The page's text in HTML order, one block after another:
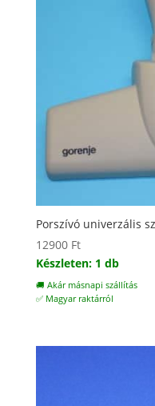
Porszívó univerzális
12900 Ft
Készleten: 1 db
🚚 Akár másnapi szállítás
✅ Magyar raktárról